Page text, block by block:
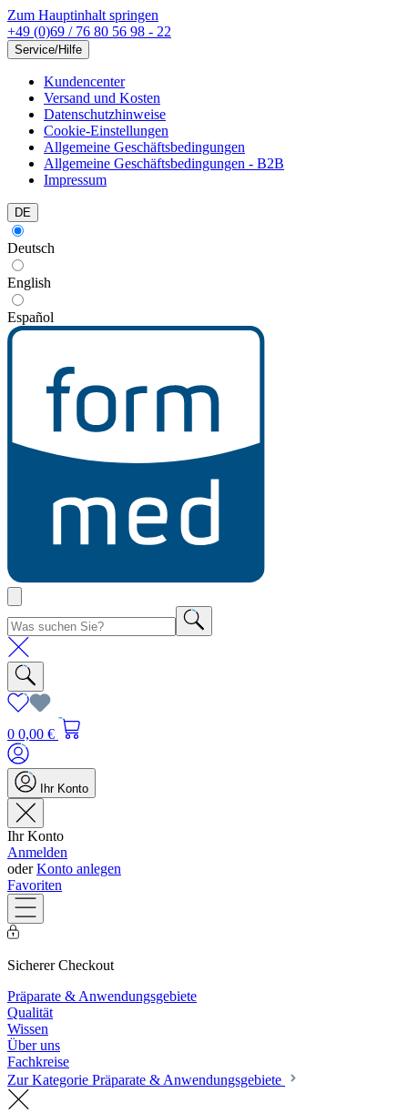
Zum Hauptinhalt springen
+49 (0)69 / 76 80 56 98 - 22
Service/Hilfe
Kundencenter
Versand und Kosten
Datenschutzhinweise
Cookie-Einstellungen
Allgemeine Geschäftsbedingungen
Allgemeine Geschäftsbedingungen - B2B
Impressum
DE
Deutsch
English
Español
0 0,00 €
Ihr Konto
Ihr Konto
Anmelden
oderKonto anlegen
Favoriten
Sicherer Checkout
Präparate & Anwendungsgebiete
Qualität
Wissen
Über uns
Fachkreise
Zur Kategorie Präparate & Anwendungsgebiete